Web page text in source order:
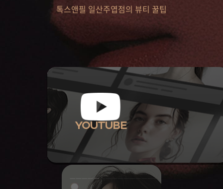
톡스앤필 일산주엽점의 뷰티 꿀팁
YOUTUBE